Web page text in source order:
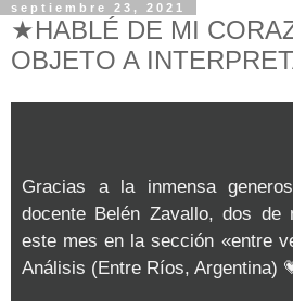
septiembre 23, 2021
★HABLÉ DE MI
OBJETO A
Gracias a la inmensa
docente Belén Zavallo, dos de
este mes en la sección «entre
Análisis (Entre Ríos, Argentina)